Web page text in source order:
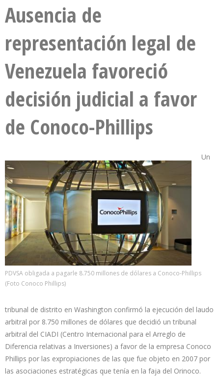
Ausencia de
representación legal de
Venezuela favoreció
decisión judicial a favor
de Conoco-Phillips
PDVSA obligada a pagarle 8.750 millones de dólares a Conoco-Phillips
(Foto Conoco Phillips)
Un
tribunal de distrito en Washington confirmó la ejecución del laudo
arbitral por 8.750 millones de dólares que decidió un tribunal
arbitral del CIADI (Centro Internacional para el Arreglo de
Diferencia relativas a Inversiones) a favor de la empresa Conoco
Phillips por las expropiaciones de las que fue objeto en 2007 por
las asociaciones estratégicas que tenía en la faja del Orinoco.